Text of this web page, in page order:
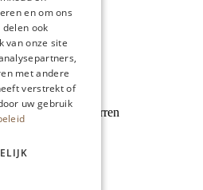
4.9 van de 5 sterren
en om ons
ook
van onze site
met andere
verstrekt of
uw gebruik